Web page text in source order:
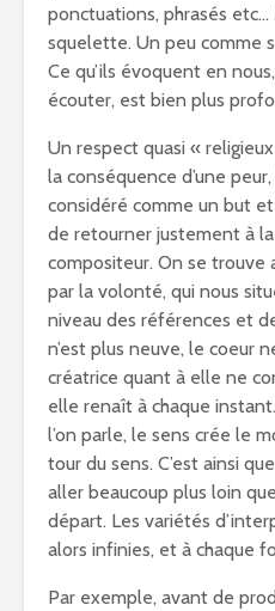
ponctuations, phrasés etc…
squelette. Un peu comme
Ce qu’ils évoquent en
écouter, est bien plus
Un respect quasi «
la conséquence d’une
considéré comme un but
de retourner justement à
compositeur. On se trouve
par la volonté, qui nous
niveau des références et
n’est plus neuve, le coeur
créatrice quant à elle ne
elle renaît à chaque
l’on parle, le sens crée le
tour du sens. C’est ainsi
aller beaucoup plus loin
départ. Les variétés
alors infinies, et à chaque
Par exemple, avant de